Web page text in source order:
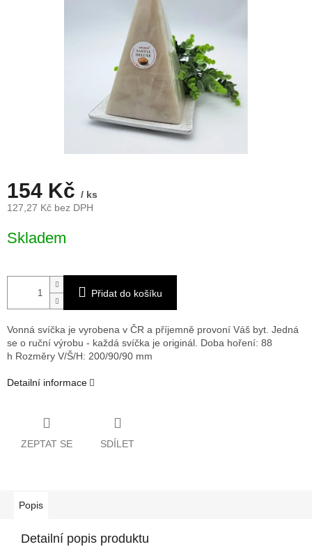
154 Kč / ks
127,27 Kč bez DPH
cena:
Skladem
Přidat do košíku
Vonná svíčka je vyrobena v ČR a příjemně provoní Váš byt. Jedná
se o ruční výrobu - každá svíčka je originál. Doba hoření: 88
h Rozměry V/Š/H: 200/90/90 mm
Detailní informace
ZEPTAT SE SDÍLET
Popis
Detailní popis produktu